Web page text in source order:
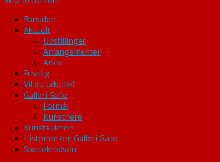
Forsiden
Aktuelt
Udstillinger
Arrangementer
Arkiv
Frivillig
Vil du udstille?
Galleri Gallo
Formål
Kunstnere
Kunstauktion
Historien om Galleri Gallo
Støttekredsen